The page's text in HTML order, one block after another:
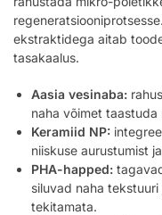
ekstraktidega aitab
tasakaalus.
Aasia vesinaba:
naha võimet
Keramiid NP:
niiskuse aurustumist
PHA-happed:
siluvad naha
tekitamata.